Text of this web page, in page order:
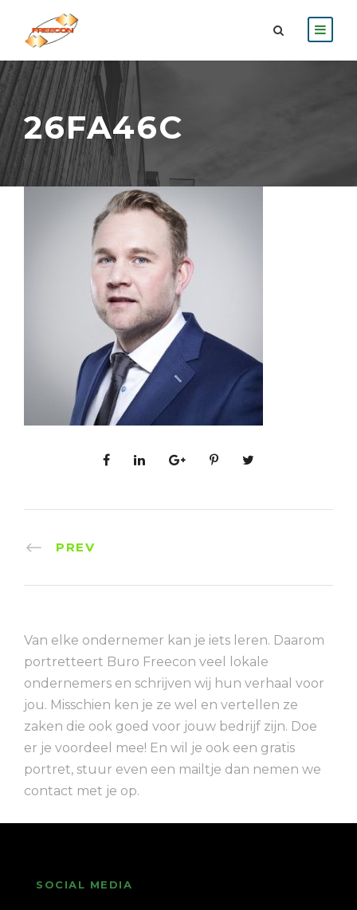
26FA46C
PREV
Van elke ondernemer kan je iets leren. Daarom
portretteert Buro Freecon veel lokale
ondernemers en schrijven wij hun verhaal voor
jou. Misschien ken je ze wel en vertellen ze
zaken die ook goed voor jouw bedrijf zijn. Doe
er je voordeel mee! En wil je ook een gratis
portret, stuur even een mailtje dan nemen we
contact met je op.
SOCIAL MEDIA